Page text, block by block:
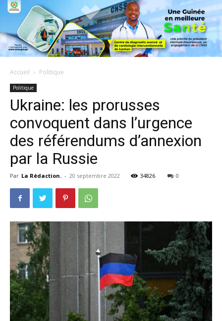
Accueil Politique
Politique
Ukraine: les prorusses
convoquent dans l’urgence
des référendums d’annexion
par la Russie
Par La Rédaction. - 20 septembre 2022 34826 0